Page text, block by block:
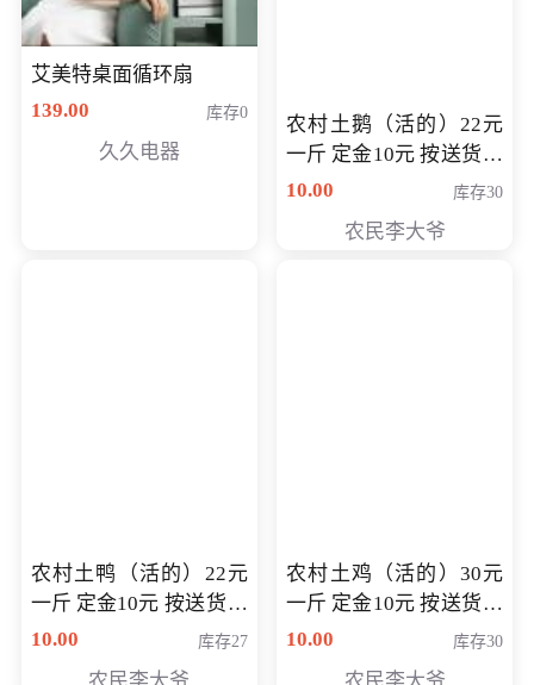
艾美特桌面循环扇
139.00
库存0
久久电器
农村土鹅（活的）22元
一斤 定金10元 按送货交
付时秤重计算货款 定金
10.00 库存30
农民李大爷
农村土鸭（活的）22元
一斤 定金10元 按送货交
付时秤重计算货款 定金
10.00 库存27
农村土鸡（活的）30元
一斤 定金10元 按送货交
付时秤重计算货款 定金
10.00 库存30